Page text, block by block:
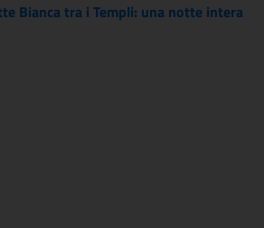
Bianca tra i Templi: una notte intera